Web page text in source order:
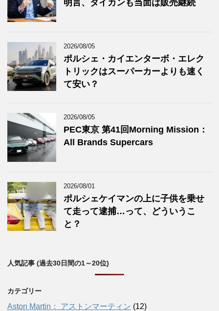
明言、タイカンも当面は販売継続
2026/08/05
ポルシェ・カイエンターボ・エレク
トリックはスーパーカーよりも速く
て安い？
2026/08/05
PEC東京 第41回Morning Mission：
All Brands Supercars
2026/08/01
ポルシェケイマンの上に子供を乗せ
て走って逮捕…って、どういうこ
と？
人気記事 (過去30日間の1～20位)
カテゴリー
Aston Martin： アストンマーティン (12)